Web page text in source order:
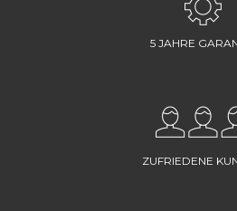
5 JAHRE
ZUFRIEDENE